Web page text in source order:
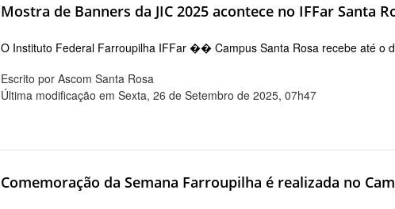
Mostra de Banners da JIC 2025 acontece no IFFar Santa
O Instituto Federal Farroupilha IFFar �� Campus Santa Rosa recebe até o
Escrito por Ascom Santa Rosa
Última modificação em Sexta, 26 de Setembro de 2025, 07h47
Comemoração da Semana Farroupilha é realizada no